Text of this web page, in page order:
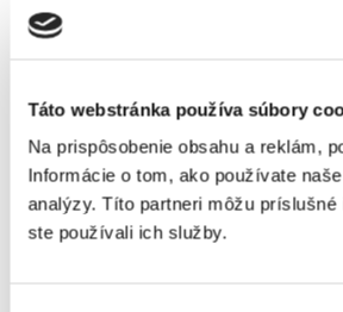
Táto webstránka používa súbory
Na prispôsobenie obsahu a reklám,
Informácie o tom, ako používate
analýzy. Títo partneri môžu
ste používali ich služby.